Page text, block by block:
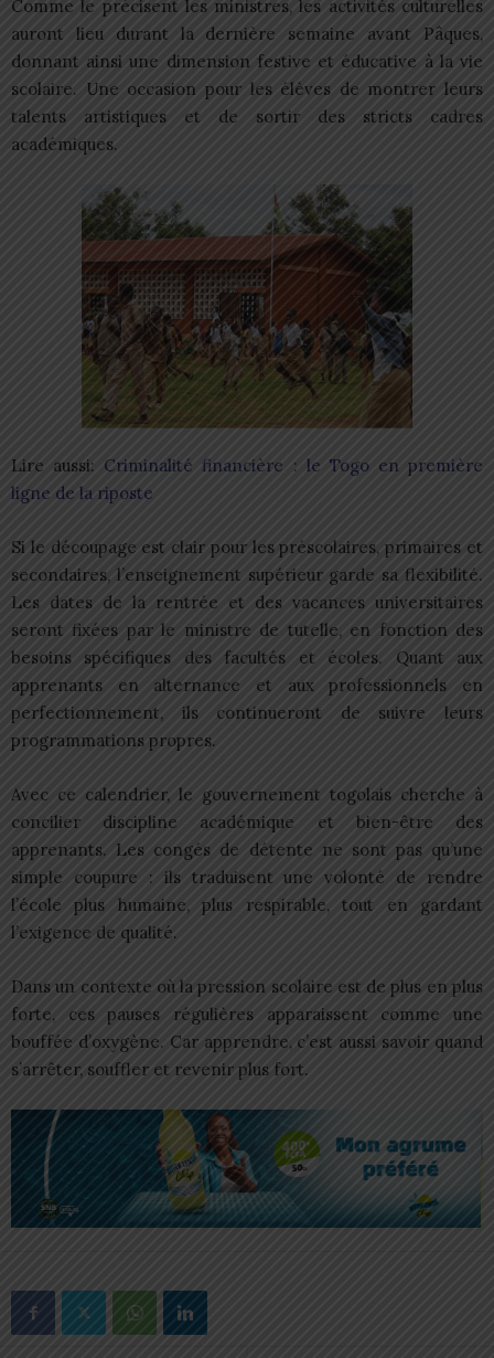
Comme le précisent les ministres, les activités culturelles
auront lieu durant la dernière semaine avant Pâques,
donnant ainsi une dimension festive et éducative à la vie
scolaire. Une occasion pour les élèves de montrer leurs
talents artistiques et de sortir des stricts cadres
académiques.
Lire aussi: Criminalité financière : le Togo en première
ligne de la riposte
Si le découpage est clair pour les préscolaires, primaires et
secondaires, l’enseignement supérieur garde sa flexibilité.
Les dates de la rentrée et des vacances universitaires
seront fixées par le ministre de tutelle, en fonction des
besoins spécifiques des facultés et écoles. Quant aux
apprenants en alternance et aux professionnels en
perfectionnement, ils continueront de suivre leurs
programmations propres.
Avec ce calendrier, le gouvernement togolais cherche à
concilier discipline académique et bien-être des
apprenants. Les congés de détente ne sont pas qu’une
simple coupure : ils traduisent une volonté de rendre
l’école plus humaine, plus respirable, tout en gardant
l’exigence de qualité.
Dans un contexte où la pression scolaire est de plus en plus
forte, ces pauses régulières apparaissent comme une
bouffée d’oxygène. Car apprendre, c’est aussi savoir quand
s’arrêter, souffler et revenir plus fort.